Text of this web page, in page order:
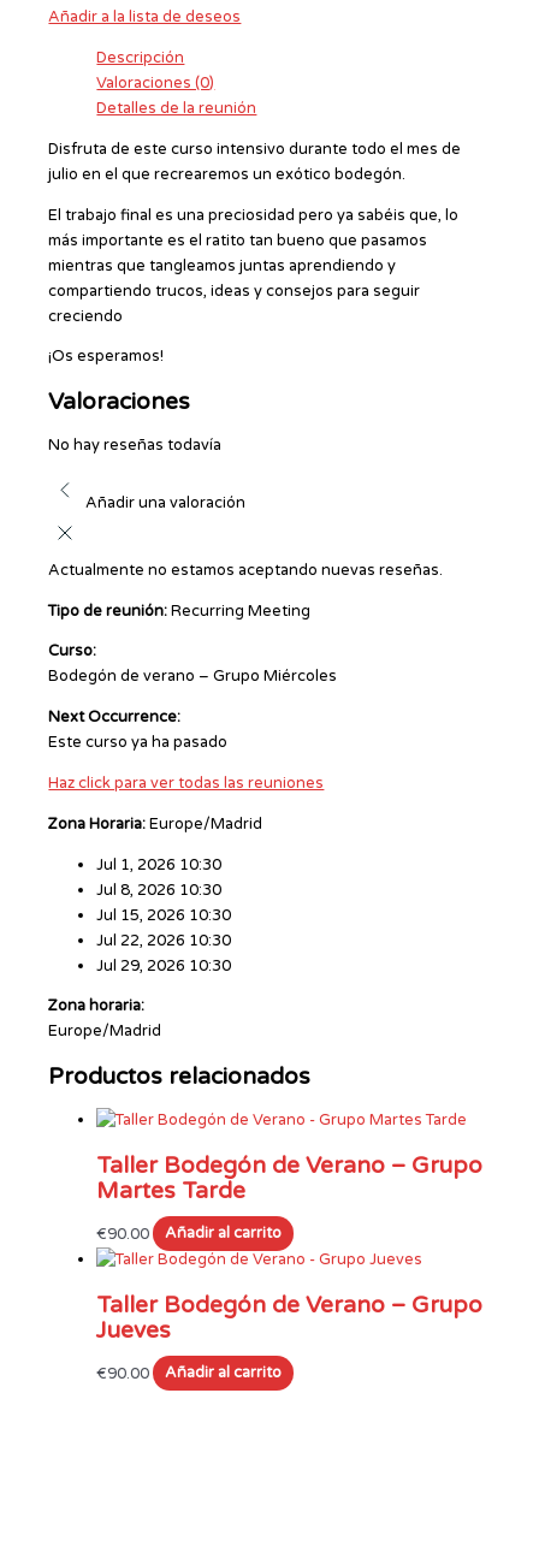
Añadir a la lista de deseos
Descripción
Valoraciones (0)
Detalles de la reunión
Disfruta de este curso intensivo durante todo el mes de
julio en el que recrearemos un exótico bodegón.
El trabajo final es una preciosidad pero ya sabéis que, lo
más importante es el ratito tan bueno que pasamos
mientras que tangleamos juntas aprendiendo y
compartiendo trucos, ideas y consejos para seguir
creciendo
¡Os esperamos!
Valoraciones
No hay reseñas todavía
Añadir una valoración
Actualmente no estamos aceptando nuevas reseñas.
Tipo de reunión:Recurring Meeting
Curso:
Bodegón de verano – Grupo Miércoles
Next Occurrence:
Este curso ya ha pasado
Haz click para ver todas las reuniones
Zona Horaria:Europe/Madrid
Jul 1, 2026 10:30
Jul 8, 2026 10:30
Jul 15, 2026 10:30
Jul 22, 2026 10:30
Jul 29, 2026 10:30
Zona horaria:
Europe/Madrid
Productos relacionados
Taller Bodegón de Verano – Grupo
Martes Tarde
€90.00 Añadir al carrito
Taller Bodegón de Verano – Grupo
Jueves
€90.00 Añadir al carrito